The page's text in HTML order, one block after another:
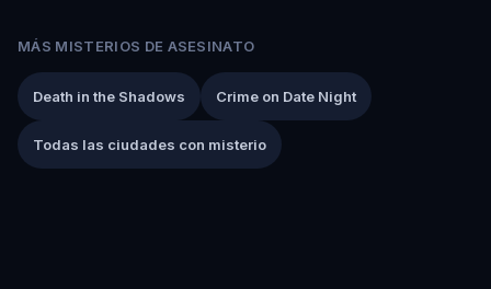
MÁS MISTERIOS DE ASESINATO
Death in the Shadows Crime on Date Night
Todas las ciudades con misterio